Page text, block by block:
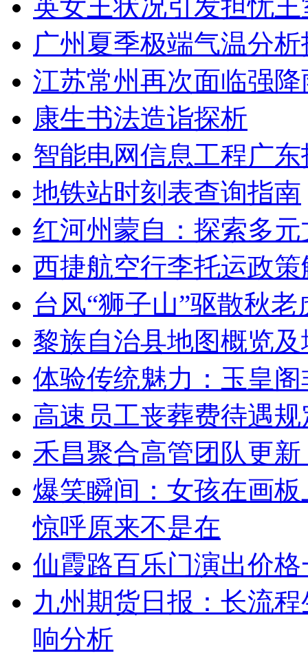
英女王状况引发担忧
广州夏季极端气温分
江苏常州再次面临强
康生书法造诣探析
智能电网信息工程广
地铁站时刻表查询指南
红河州蒙自：探索多
西捷航空行李托运政
台风“狮子山”驱散秋
黎族自治县地图概览
体验传统魅力：玉皇
高速员工丧葬费待遇
禾昌聚合高管团队更
爆笑瞬间：女孩在画
惊呼原来不是在
仙霞路百乐门演出价格
九州期货日报：长流
响分析